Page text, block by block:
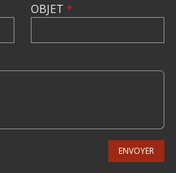
OBJET *
ENVOYER